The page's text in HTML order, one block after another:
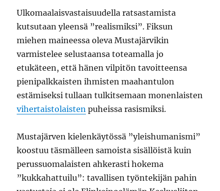
Ulkomaalaisvastaisuudella ratsastamista
kutsutaan yleensä ”realismiksi”. Fiksun
miehen maineessa oleva Mustajärvikin
varmistelee selustaansa toteamalla jo
etukäteen, että hänen vilpitön tavoitteensa
pienipalkkaisten ihmisten maahantulon
estämiseksi tullaan tulkitsemaan monenlaisten
vihertaistolaisten puheissa rasismiksi.
Mustajärven kielenkäytössä ”yleishumanismi”
koostuu täsmälleen samoista sisällöistä kuin
perussuomalaisten ahkerasti hokema
”kukkahattuilu”: tavallisen työntekijän pahin